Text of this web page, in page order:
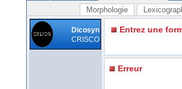
Morphologie
Dicosyn
CRISCO
Entrez une
Erreur